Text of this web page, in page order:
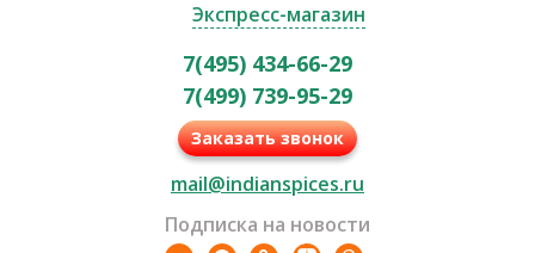
Экспресс-магазин
7(495) 434-66-29
7(499) 739-95-29
Заказать звонок
mail@indianspices.ru
Подписка на новости